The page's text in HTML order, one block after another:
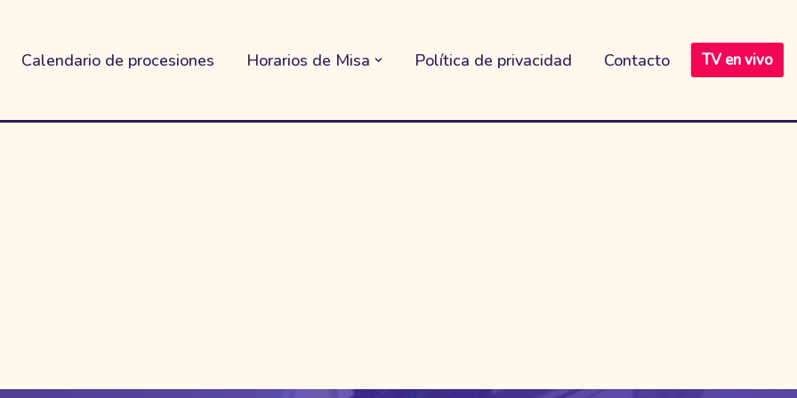
Calendario de procesiones Horarios de Misa Política de privacidad Contacto TV en vivo